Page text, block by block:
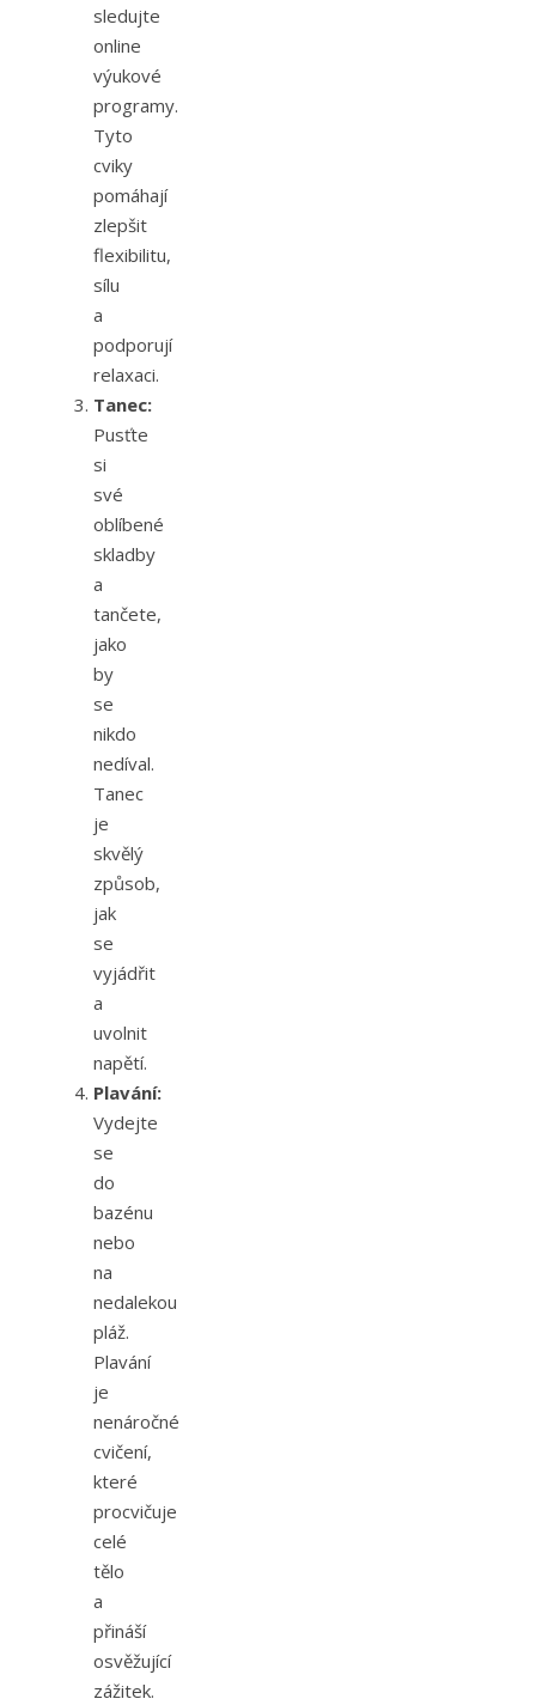
sledujte
online
výukové
programy.
Tyto
cviky
pomáhají
zlepšit
flexibilitu,
sílu
a
podporují
relaxaci.
Tanec:
Pusťte
si
své
oblíbené
skladby
a
tančete,
jako
by
se
nikdo
nedíval.
Tanec
je
skvělý
způsob,
jak
se
vyjádřit
a
uvolnit
napětí.
Plavání:
Vydejte
se
do
bazénu
nebo
na
nedalekou
pláž.
Plavání
je
nenáročné
cvičení,
které
procvičuje
celé
tělo
a
přináší
osvěžující
zážitek.